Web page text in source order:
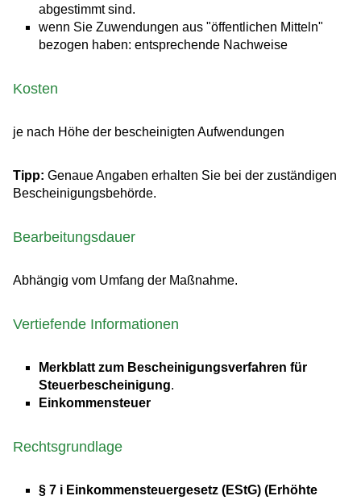
abgestimmt sind.
wenn Sie Zuwendungen aus "öffentlichen Mitteln"
bezogen haben: entsprechende Nachweise
Kosten
je nach Höhe der bescheinigten Aufwendungen
Tipp: Genaue Angaben erhalten Sie bei der zuständigen
Bescheinigungsbehörde.
Bearbeitungsdauer
Abhängig vom Umfang der Maßnahme.
Vertiefende Informationen
Merkblatt zum Bescheinigungsverfahren für
Steuerbescheinigung.
Einkommensteuer
Rechtsgrundlage
§ 7 i Einkommensteuergesetz (EStG) (Erhöhte